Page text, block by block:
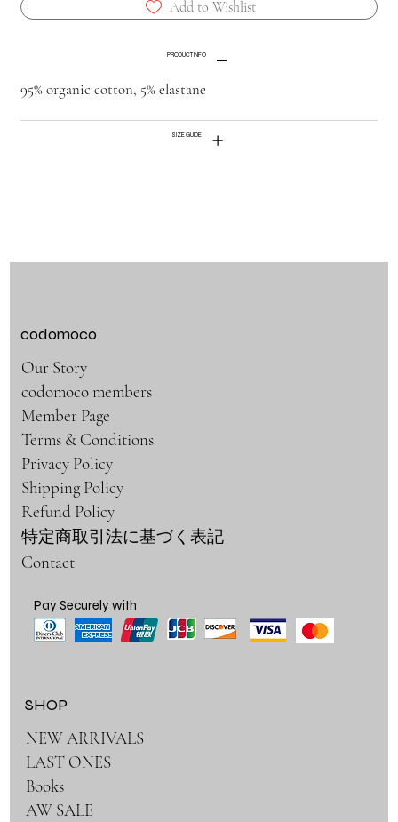
Add to Wishlist
PRODUCT INFO
95% organic cotton, 5% elastane
SIZE GUIDE
codomoco
Our Story
codomoco members
Member Page
Terms & Conditions
Privacy Policy
Shipping Policy
Refund Policy
特定商取引法に基づく表記
Contact
SHOP
NEW ARRIVALS
LAST ONES
Books
AW SALE
Pay Securely with